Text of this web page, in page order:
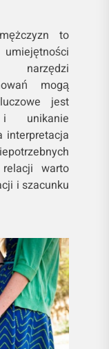
to
narzędzi
mogą
jest
unikanie
interpretacja
warto
i szacunku